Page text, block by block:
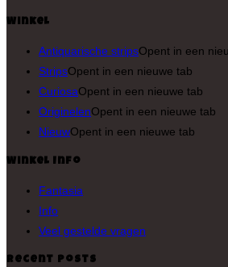
Winkel
Antiquarische stripsOpent in een
StripsOpent in een nieuwe tab
CuriosaOpent in een nieuwe tab
OriginelenOpent in een nieuwe tab
NieuwOpent in een nieuwe tab
Winkel Info
Fantasia
Info
Veel gestelde vragen
Recent Posts